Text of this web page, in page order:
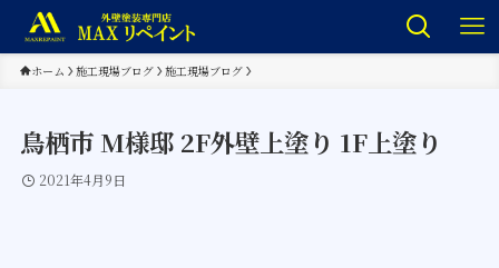
ホーム 施工現場ブログ 施工現場ブログ
鳥栖市 M様邸 2F外壁上塗り 1F上塗り
2021年4月9日